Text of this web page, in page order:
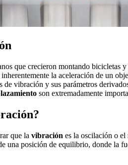
que crecieron montando bicicletas
la aceleración de un
de vibración y sus parámetros
son extremadamente
que la vibración es la oscilación o
una posición de equilibrio, donde la